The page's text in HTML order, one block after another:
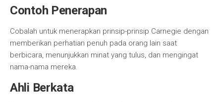
Contoh Penerapan
Cobalah untuk menerapkan prinsip-prinsip Carnegie dengan
memberikan perhatian penuh pada orang lain saat
berbicara, menunjukkan minat yang tulus, dan mengingat
nama-nama mereka.
Ahli Berkata